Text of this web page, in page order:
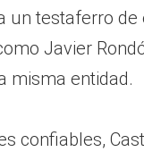
un testaferro de
Javier
misma entidad.
confiables,